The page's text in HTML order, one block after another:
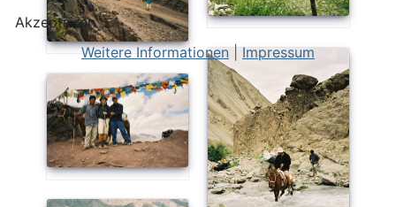
Akzeptieren
Weitere Informationen| Impressum